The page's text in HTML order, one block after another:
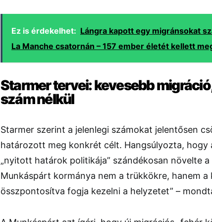
Ez is érdekelhet: Lángra kapott egy migránsokat
La Manche csatornán – 157 ember életét kellett
Starmer tervei: kevesebb
szám nélkül
Starmer szerint a jelenlegi számokat jelentősen
határozott meg konkrét célt. Hangsúlyozta, hogy
„nyitott határok politikája” szándékosan növelte a
Munkáspárt kormánya nem a trükkökre, hanem a
összpontosítva fogja kezelni a helyzetet” –